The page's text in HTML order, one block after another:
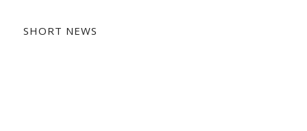
SHORT NEWS